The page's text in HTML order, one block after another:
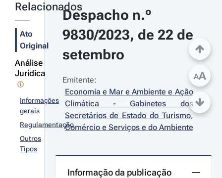
Relacionados
Ato
Original
Análise
Jurídica
Informações
gerais
Regulamentação
Outros
Tipos
Despacho n.º
9830/2023, de 22 de
setembro
Emitente:
Economia e Mar e Ambiente e Ação
Climática - Gabinetes dos
Secretários de Estado do Turismo,
Comércio e Serviços e do Ambiente
Informação da publicação
AA